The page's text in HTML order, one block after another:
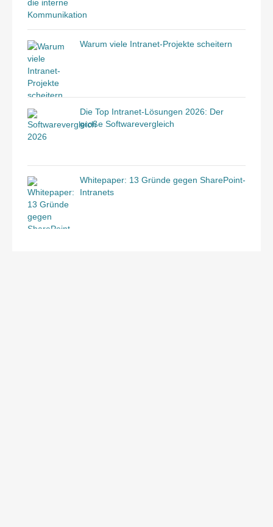
Warum viele Intranet-Projekte scheitern
Die Top Intranet-Lösungen 2026: Der
große Softwarevergleich
Whitepaper: 13 Gründe gegen SharePoint-
Intranets